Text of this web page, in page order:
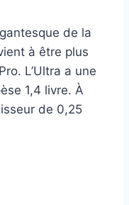
de la
à être plus
L’Ultra a une
1,4 livre. À
de 0,25